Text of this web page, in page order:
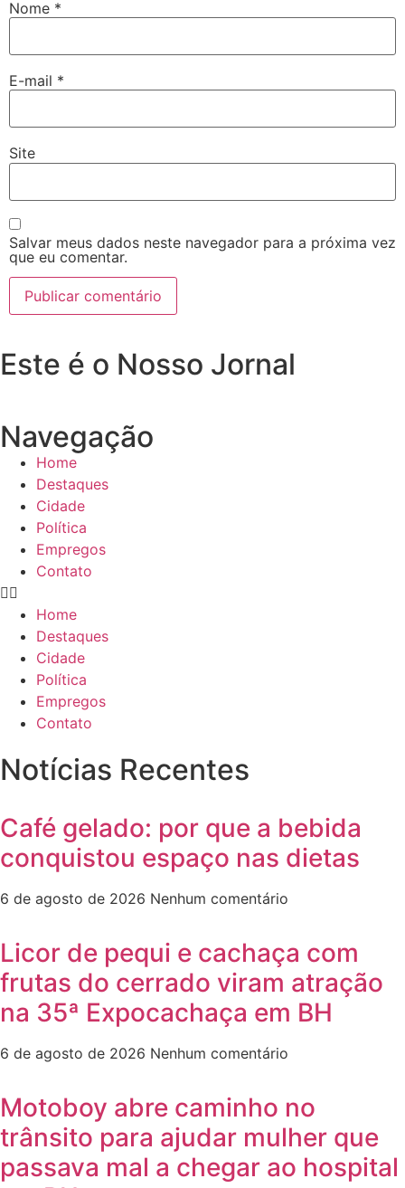
Nome *
E-mail *
Site
Salvar meus dados neste navegador para a próxima vez
que eu comentar.
Este é o Nosso Jornal
Navegação
Home
Destaques
Cidade
Política
Empregos
Contato
Home
Destaques
Cidade
Política
Empregos
Contato
Notícias Recentes
Café gelado: por que a bebida
conquistou espaço nas dietas
6 de agosto de 2026 Nenhum comentário
Licor de pequi e cachaça com
frutas do cerrado viram atração
na 35ª Expocachaça em BH
6 de agosto de 2026 Nenhum comentário
Motoboy abre caminho no
trânsito para ajudar mulher que
passava mal a chegar ao hospital